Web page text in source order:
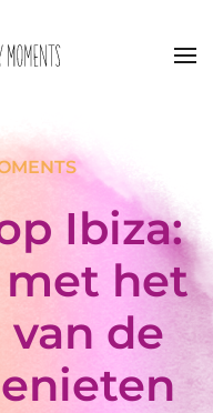
Ibiza:
het
de